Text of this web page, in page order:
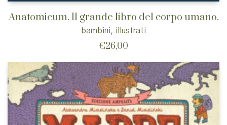
Anatomicum. Il grande libro del corpo umano.
bambini, illustrati
€26,00